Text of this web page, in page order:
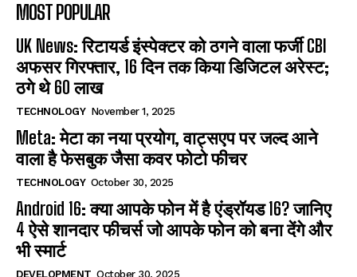
MOST POPULAR
UK News: रिटायर्ड इंस्पेक्टर को ठगने वाला फर्जी CBI
अफसर गिरफ्तार, 16 दिन तक किया डिजिटल अरेस्ट;
ठगे थे 60 लाख
TECHNOLOGY November 1, 2025
Meta: मेटा का नया प्रयोग, वाट्सएप पर जल्द आने
वाला है फेसबुक जैसा कवर फोटो फीचर
TECHNOLOGY October 30, 2025
Android 16: क्या आपके फोन में है एंड्रॉयड 16? जानिए
4 ऐसे शानदार फीचर्स जो आपके फोन को बना देंगे और
भी स्मार्ट
DEVELOPMENT October 30, 2025